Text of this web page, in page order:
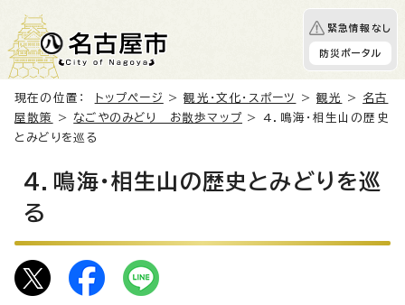
緊急情報なし
防災ポータル
現在の位置： トップページ >観光・文化・スポーツ >観光 > 名古
屋散策
>なごやのみどり お散歩マップ > 4．鳴海・相生山の歴史
とみどりを巡る
4．鳴海・相生山の歴史とみどりを巡
る